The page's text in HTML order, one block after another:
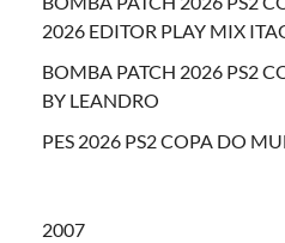
2026 EDITOR PLAY MIX
BOMBA PATCH 2026 PS2
BY LEANDRO
PES 2026 PS2 COPA DO
2007